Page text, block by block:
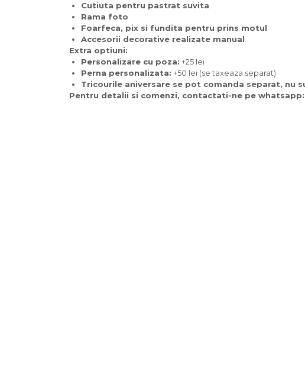
Cutiuta pentru pastrat suvita
Rama foto
Foarfeca, pix si fundita pentru prins motul
Accesorii decorative realizate manual
Extra optiuni:
Personalizare cu poza: +25 lei
Perna personalizata: +50 lei (se taxeaza separat)
Tricourile aniversare se pot comanda separat,
Pentru detalii si comenzi, contactati-ne pe whatsapp: